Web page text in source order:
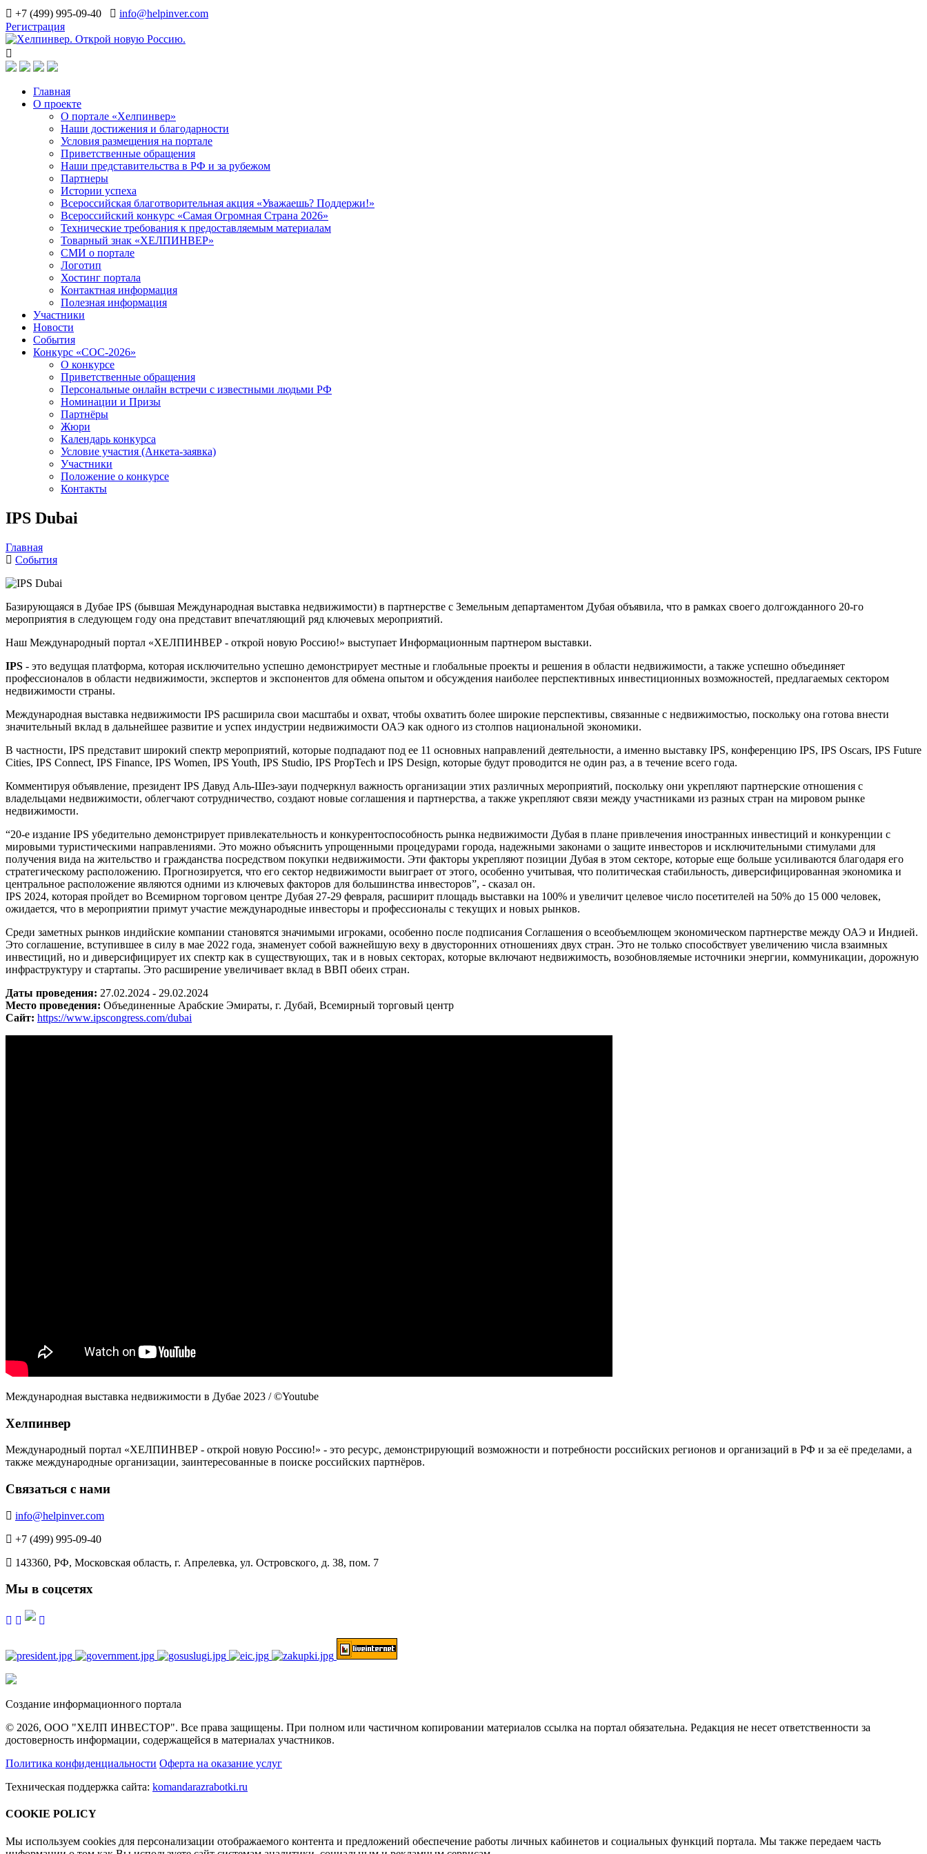
+7 (499) 995-09-40
info@helpinver.com
Регистрация
Главная
О проекте
О портале «Хелпинвер»
Наши достижения и благодарности
Условия размещения на портале
Приветственные обращения
Наши представительства в РФ и за рубежом
Партнеры
Истории успеха
Всероссийская благотворительная акция «Уважаешь? Поддержи!»
Всероссийский конкурс «Самая Огромная Страна 2026»
Технические требования к предоставляемым материалам
Товарный знак «ХЕЛПИНВЕР»
СМИ о портале
Логотип
Хостинг портала
Контактная информация
Полезная информация
Участники
Новости
События
Конкурс «СОС-2026»
О конкурсе
Приветственные обращения
Персональные онлайн встречи с известными людьми РФ
Номинации и Призы
Партнёры
Жюри
Календарь конкурса
Условие участия (Анкета-заявка)
Участники
Положение о конкурсе
Контакты
IPS Dubai
Главная
События
Базирующаяся в Дубае IPS (бывшая Международная выставка недвижимости) в партнерстве с Земельным департаментом Дубая объявила, что в рамках своего долгожданного 20-го
мероприятия в следующем году она представит впечатляющий ряд ключевых мероприятий.
Наш Международный портал «ХЕЛПИНВЕР - открой новую Россию!» выступает Информационным партнером выставки.
IPS - это ведущая платформа, которая исключительно успешно демонстрирует местные и глобальные проекты и решения в области недвижимости, а также успешно объединяет
профессионалов в области недвижимости, экспертов и экспонентов для обмена опытом и обсуждения наиболее перспективных инвестиционных возможностей, предлагаемых сектором
недвижимости страны.
Международная выставка недвижимости IPS расширила свои масштабы и охват, чтобы охватить более широкие перспективы, связанные с недвижимостью, поскольку она готова внести
значительный вклад в дальнейшее развитие и успех индустрии недвижимости ОАЭ как одного из столпов национальной экономики.
В частности, IPS представит широкий спектр мероприятий, которые подпадают под ее 11 основных направлений деятельности, а именно выставку IPS, конференцию IPS, IPS Oscars, IPS Future
Cities, IPS Connect, IPS Finance, IPS Women, IPS Youth, IPS Studio, IPS PropTech и IPS Design, которые будут проводится не один раз, а в течение всего года.
Комментируя объявление, президент IPS Давуд Аль-Шез-зауи подчеркнул важность организации этих различных мероприятий, поскольку они укрепляют партнерские отношения с
владельцами недвижимости, облегчают сотрудничество, создают новые соглашения и партнерства, а также укрепляют связи между участниками из разных стран на мировом рынке
недвижимости.
“20-е издание IPS убедительно демонстрирует привлекательность и конкурентоспособность рынка недвижимости Дубая в плане привлечения иностранных инвестиций и конкуренции с
мировыми туристическими направлениями. Это можно объяснить упрощенными процедурами города, надежными законами о защите инвесторов и исключительными стимулами для
получения вида на жительство и гражданства посредством покупки недвижимости. Эти факторы укрепляют позиции Дубая в этом секторе, которые еще больше усиливаются благодаря его
стратегическому расположению. Прогнозируется, что его сектор недвижимости выиграет от этого, особенно учитывая, что политическая стабильность, диверсифицированная экономика и
центральное расположение являются одними из ключевых факторов для большинства инвесторов”, - сказал он.
IPS 2024, которая пройдет во Всемирном торговом центре Дубая 27-29 февраля, расширит площадь выставки на 100% и увеличит целевое число посетителей на 50% до 15 000 человек,
ожидается, что в мероприятии примут участие международные инвесторы и профессионалы с текущих и новых рынков.
Среди заметных рынков индийские компании становятся значимыми игроками, особенно после подписания Соглашения о всеобъемлющем экономическом партнерстве между ОАЭ и Индией.
Это соглашение, вступившее в силу в мае 2022 года, знаменует собой важнейшую веху в двусторонних отношениях двух стран. Это не только способствует увеличению числа взаимных
инвестиций, но и диверсифицирует их спектр как в существующих, так и в новых секторах, которые включают недвижимость, возобновляемые источники энергии, коммуникации, дорожную
инфраструктуру и стартапы. Это расширение увеличивает вклад в ВВП обеих стран.
Даты проведения: 27.02.2024 - 29.02.2024
Место проведения: Объединенные Арабские Эмираты, г. Дубай, Всемирный торговый центр
Сайт: https://www.ipscongress.com/dubai
Международная выставка недвижимости в Дубае 2023 / ©Youtube
Хелпинвер
Международный портал «ХЕЛПИНВЕР - открой новую Россию!» - это ресурс, демонстрирующий возможности и потребности российских регионов и организаций в РФ и за её пределами, а
также международные организации, заинтересованные в поиске российских партнёров.
Связаться с нами
info@helpinver.com
+7 (499) 995-09-40
143360, РФ, Московская область, г. Апрелевка, ул. Островского, д. 38, пом. 7
Мы в соцсетях
Создание информационного портала
© 2026, ООО "ХЕЛП ИНВЕСТОР". Все права защищены. При полном или частичном копировании материалов ссылка на портал обязательна. Редакция не несет ответственности за
достоверность информации, содержащейся в материалах участников.
Политика конфиденциальности Оферта на оказание услуг
Техническая поддержка сайта: komandarazrabotki.ru
COOKIE POLICY
Мы используем cookies для персонализации отображаемого контента и предложений обеспечение работы личных кабинетов и социальных функций портала. Мы также передаем часть